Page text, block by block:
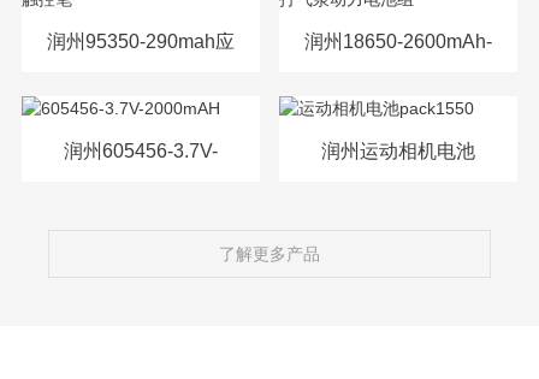
润州95350-290mah应 润州18650-2600mAh-
电池组
润州605456-3.7V- 润州运动相机电池
了解更多产品